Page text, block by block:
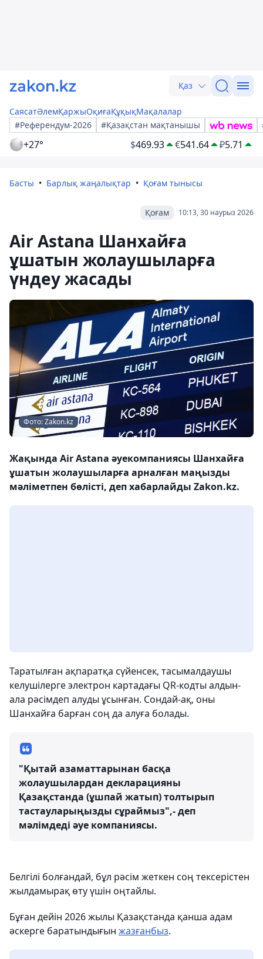
Қаз
СаясатӘлемҚаржыОқиғаҚұқықМақалалар
#Референдум-2026
#Қазақстан мақтанышы
+27° $469.93 €541.64 ₽5.71
Басты Барлық жаңалықтар Қоғам тынысы
10:13, 30 наурыз 2026
Қоғам
Air Astana Шанхайға
ұшатын жолаушыларға
үндеу жасады
Фото: Zakon.kz
Жақында Air Astana әуекомпаниясы Шанхайға
ұшатын жолаушыларға арналған маңызды
мәліметпен бөлісті, деп хабарлайды Zakon.kz.
Таратылған ақпаратқа сүйенсек, тасымалдаушы
келушілерге электрон картадағы QR-кодты алдын-
ала рәсімдеп алуды ұсынған. Сондай-ақ, оны
Шанхайға барған соң да алуға болады.
"Қытай азаматтарынан басқа
жолаушылардан декларацияны
Қазақстанда (ұшпай жатып) толтырып
тастауларыңызды сұраймыз",- деп
мәлімдеді әуе компаниясы.
Белгілі болғандай, бұл рәсім жеткен соң тексерістен
жылдамырақ өту үшін оңтайлы.
Бұған дейін 2026 жылы Қазақстанда қанша адам
әскерге баратындығын жазғанбыз.